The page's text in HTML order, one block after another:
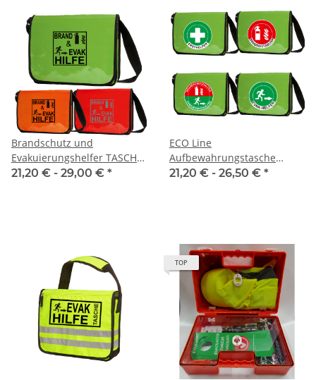
Brandschutz und
Evakuierungshelfer TASCHE
ECO Bag BRAND&EVAK
21,20 € - 29,00 € *
ECO Line
Aufbewahrungstasche
Berlin Evak oder
21,20 € - 26,50 € *
TOP